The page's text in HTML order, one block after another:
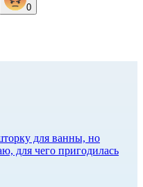
0
для ванны, но
для чего пригодилась